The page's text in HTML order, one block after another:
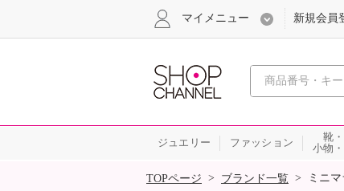
心おど
マイメニュー 新規会員
ジュエリー ファッション
靴
小物
SALE
TOPページ > ブランド一覧 > ミニ